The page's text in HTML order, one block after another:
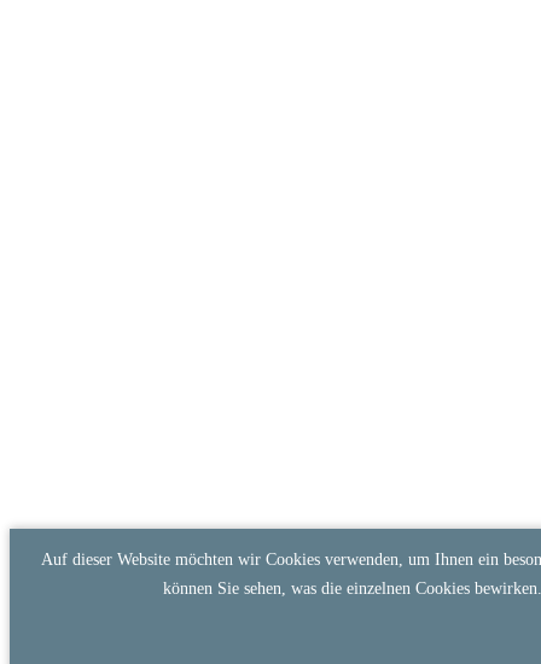
Auf dieser Website möchten wir Cookies verwenden, um Ihnen ein
können Sie sehen, was die einzelnen Cookies